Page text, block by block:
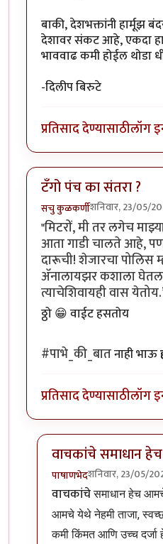
बाकी, देशभक्तांनी हार्मूझ
देशावर संकट आहे, एकदा
भाववाढ कमी होईल थोडा
-दिलीप बिरुटे
प्रतिसाद देण्यासाठीलॉग
टॅंगो पंच का संतरा ?
सचु कुळकर्णीशनिवार, 23/05/
"मिटरों, मी तर लगेच
आता गाडी चालते आहे,
दारूची! शेजारचा पोलिस
ॲनालायझर कशाला
त्याचेशिवायही वास
ठ्ठो 😁 वाईट हसतोय
#पाभे_की_बातनाही भाऊ
प्रतिसाद देण्यासाठीलॉग
वाचकांचे समाधान
पाषाणभेदशनिवार, 23/05/
In reply toटॅंगो पंच का
वाचकांचेसमाधान हेच
आमचे येथे नेहमी ताजा,
कमी किंमत आणि उच्च